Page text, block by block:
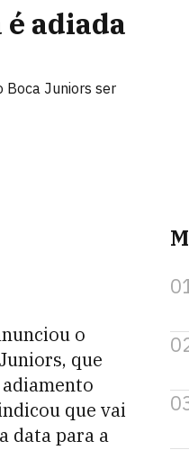
adiada
Boca Juniors ser
o
que
que vai
data para a